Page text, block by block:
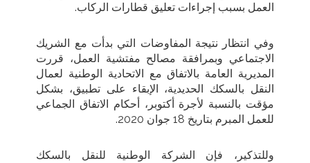
العمل بسبب إجراءات تعليق قطارات الركاب.
وفي انتظار نتيجة المفاوضات التي بدأت مع الشريك
الاجتماعي وبمرافقة مصالح مفتشية العمل، قررت
المديرية العامة بالاتفاق مع الاتحادية الوطنية لعمال
النقل بالسكك الحديدية، الإبقاء على تطبيق، بشكل
مؤقت بالنسبة لأجرة أكتوبر، أحكام الاتفاق الجماعي
للعمل المبرم بتاريخ 18 جوان 2020
.
وللتذكير، فإن الشركة الوطنية للنقل بالسكك